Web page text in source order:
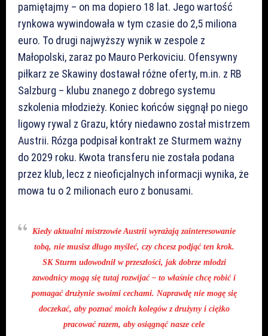
pamiętajmy – on ma dopiero 18 lat. Jego wartość
rynkowa wywindowała w tym czasie do 2,5 miliona
euro. To drugi najwyższy wynik w zespole z
Małopolski, zaraz po Mauro Perkoviciu. Ofensywny
piłkarz ze Skawiny dostawał różne oferty, m.in. z RB
Salzburg – klubu znanego z dobrego systemu
szkolenia młodzieży. Koniec końców sięgnął po niego
ligowy rywal z Grazu, który niedawno został mistrzem
Austrii. Rózga podpisał kontrakt ze Sturmem ważny
do 2029 roku. Kwota transferu nie została podana
przez klub, lecz z nieoficjalnych informacji wynika, że
mowa tu o 2 milionach euro z bonusami.
Kiedy aktualni mistrzowie Austrii wyrażają zainteresowanie
tobą, nie musisz długo myśleć, czy chcesz podjąć ten krok.
SK Sturm udowodnił w przeszłości, jak dobrze młodzi
zawodnicy mogą się tutaj rozwijać – to właśnie chcę robić i
pomagać drużynie swoimi cechami. Naprawdę nie mogę się
doczekać, aby poznać moich kolegów z drużyny i ciężko
pracować razem, aby osiągnąć nasze cele